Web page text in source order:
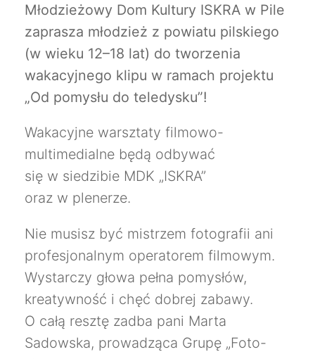
Młodzieżowy Dom Kultury ISKRA w Pile
zaprasza młodzież z powiatu pilskiego
(w wieku 12–18 lat) do tworzenia
wakacyjnego klipu w ramach projektu
„Od pomysłu do teledysku”!
Wakacyjne warsztaty filmowo-
multimedialne będą odbywać
się w siedzibie MDK „ISKRA”
oraz w plenerze.
Nie musisz być mistrzem fotografii ani
profesjonalnym operatorem filmowym.
Wystarczy głowa pełna pomysłów,
kreatywność i chęć dobrej zabawy.
O całą resztę zadba pani Marta
Sadowska, prowadząca Grupę „Foto-